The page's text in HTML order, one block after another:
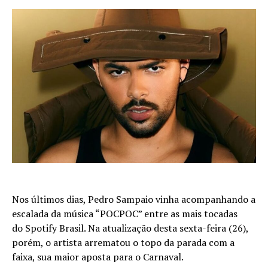
Nos últimos dias, Pedro Sampaio vinha acompanhando a
escalada da música “POCPOC” entre as mais tocadas
do Spotify Brasil. Na atualização desta sexta-feira (26),
porém, o artista arrematou o topo da parada com a
faixa, sua maior aposta para o Carnaval.